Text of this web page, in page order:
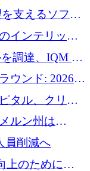
支えるソフト
インテリック
トウェアファ
を調達、IQM が
子企業とな
プ資金調達
ウンド: 2026
資金調達
タル、クリメ
対策ハードウ
6,000万ユーロ
ルン州は
ープンソース
員削減へ
上のために